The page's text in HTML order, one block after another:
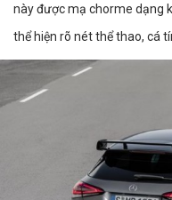
này được mạ chorme dạng
thể hiện rõ nét thể thao, cá